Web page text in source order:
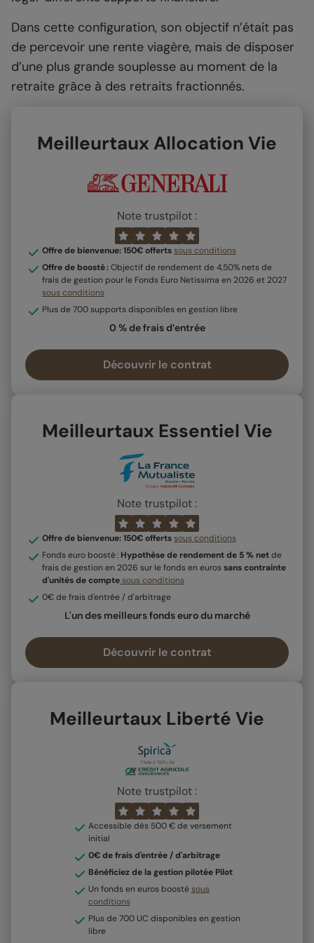
Dans cette configuration, son objectif n’était pas
de percevoir une rente viagère, mais de disposer
d’une plus grande souplesse au moment de la
retraite grâce à des retraits fractionnés.
Meilleurtaux Allocation Vie
Note trustpilot :
Offre de bienvenue: 150€ offertssous conditions
Offre de boosté :Objectif de rendement de 4,50% nets de
frais de gestion pour le Fonds Euro Netissima en 2026 et 2027
sous conditions
Plus de 700 supports disponibles en gestion libre
0 % de frais d’entrée
Découvrir le contrat
Meilleurtaux Essentiel Vie
Note trustpilot :
Offre de bienvenue: 150€ offertssous conditions
Fonds euro boosté : Hypothèse de rendement de 5 % netde
frais de gestion en 2026 sur le fonds en eurossans contrainte
d'unités de comptesous conditions
0€ de frais d'entrée / d'arbitrage
L'un des meilleurs fonds euro du marché
Découvrir le contrat
Meilleurtaux Liberté Vie
Note trustpilot :
Accessible dès 500 € de versement
initial
0€ de frais d'entrée / d'arbitrage
Bénéficiez de la gestion pilotée Pilot
Un fonds en euros boostésous
conditions
Plus de 700 UC disponibles en gestion
libre